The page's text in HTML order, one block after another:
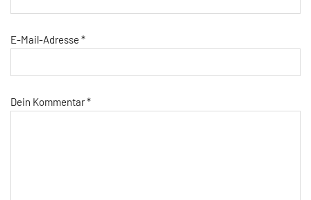
E-Mail-Adresse *
Dein Kommentar*